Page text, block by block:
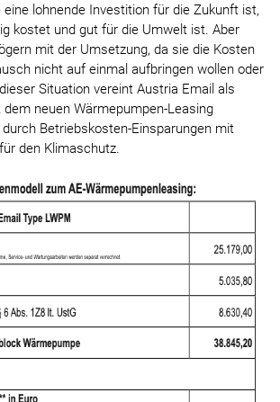
lohnende Investition für die Zukunft ist,
kostet und gut für die Umwelt ist. Aber
mit der Umsetzung, da sie die Kosten
nicht auf einmal aufbringen wollen oder
Situation vereint Austria Email als
neuen Wärmepumpen-Leasing
Betriebskosten-Einsparungen mit
den Klimaschutz.